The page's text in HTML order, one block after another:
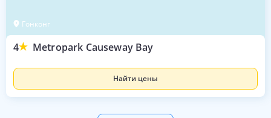
Гонконг
4 Metropark Causeway Bay
Найти цены